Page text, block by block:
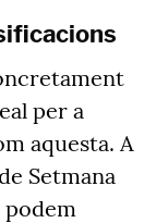
per a
aquesta. A
Setmana
podem